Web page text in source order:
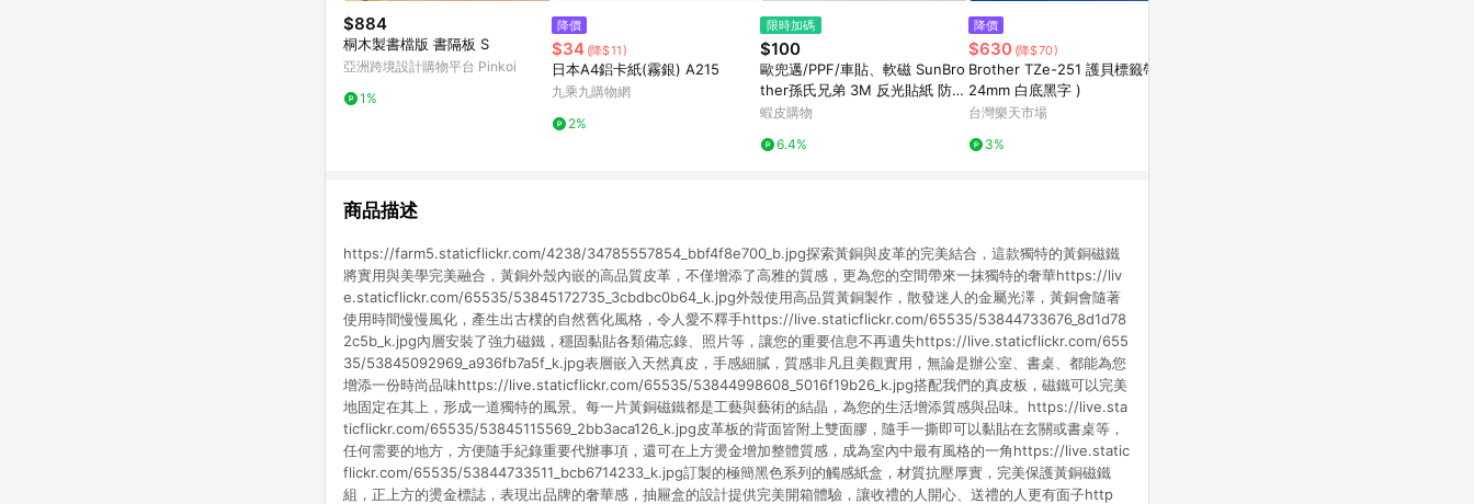
$884
桐木製書檔版 書隔板 S
亞洲跨境設計購物平台 Pinkoi
1%
降價
$34 (降$11)
日本A4鋁卡紙(霧銀) A215
九乘九購物網
2%
限時加碼
$100
歐兜邁/PPF/車貼、軟磁 SunBro
ther孫氏兄弟 3M 反光貼紙 防水
貼紙 車貼貼紙 軟性磁貼
蝦皮購物
6.4%
降價
$630 (降$70)
Brother TZe-251 護貝標籤帶 (
24mm 白底黑字 )
台灣樂天市場
3%
商品描述
https://farm5.staticflickr.com/4238/34785557854_bbf4f8e700_b.jpg探索黃銅與皮革的完美結合，這款獨特的黃銅磁鐵
將實用與美學完美融合，黃銅外殼內嵌的高品質皮革，不僅增添了高雅的質感，更為您的空間帶來一抹獨特的奢華https://liv
e.staticflickr.com/65535/53845172735_3cbdbc0b64_k.jpg外殼使用高品質黃銅製作，散發迷人的金屬光澤，黃銅會隨著
使用時間慢慢風化，產生出古樸的自然舊化風格，令人愛不釋手https://live.staticflickr.com/65535/53844733676_8d1d78
2c5b_k.jpg內層安裝了強力磁鐵，穩固黏貼各類備忘錄、照片等，讓您的重要信息不再遺失https://live.staticflickr.com/655
35/53845092969_a936fb7a5f_k.jpg表層嵌入天然真皮，手感細膩，質感非凡且美觀實用，無論是辦公室、書桌、都能為您
增添一份時尚品味https://live.staticflickr.com/65535/53844998608_5016f19b26_k.jpg搭配我們的真皮板，磁鐵可以完美
地固定在其上，形成一道獨特的風景。每一片黃銅磁鐵都是工藝與藝術的結晶，為您的生活增添質感與品味。https://live.sta
ticflickr.com/65535/53845115569_2bb3aca126_k.jpg皮革板的背面皆附上雙面膠，隨手一撕即可以黏貼在玄關或書桌等，
任何需要的地方，方便隨手紀錄重要代辦事項，還可在上方燙金增加整體質感，成為室內中最有風格的一角https://live.static
flickr.com/65535/53844733511_bcb6714233_k.jpg訂製的極簡黑色系列的觸感紙盒，材質抗壓厚實，完美保護黃銅磁鐵
組，正上方的燙金標誌，表現出品牌的奢華感，抽屜盒的設計提供完美開箱體驗，讓收禮的人開心、送禮的人更有面子http